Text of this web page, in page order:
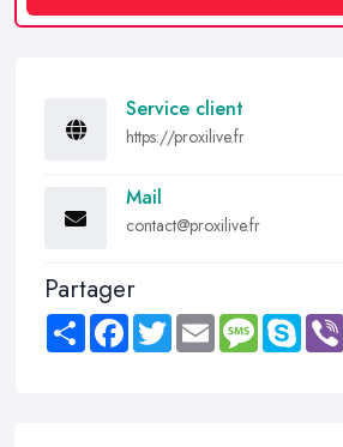
Service client
https://proxilive.fr
Mail
contact@proxilive.fr
Partager
Share FacebookTwitter Email MessageSkype